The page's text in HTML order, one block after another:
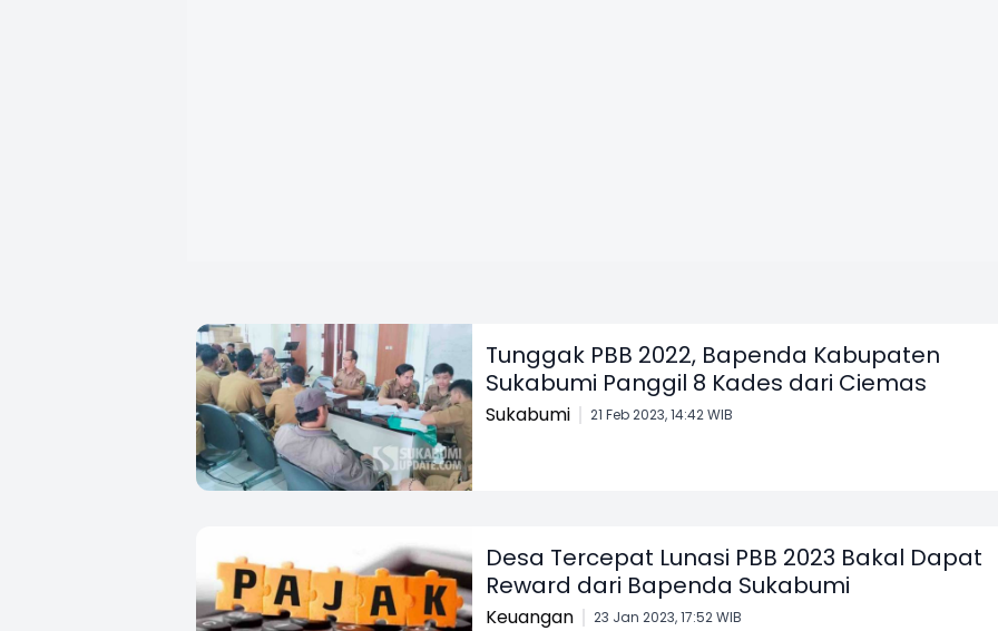
Tunggak PBB 2022, Bapenda Kabupaten
Sukabumi Panggil 8 Kades dari Ciemas
Sukabumi 21 Feb 2023, 14:42 WIB
Desa Tercepat Lunasi PBB 2023 Bakal Dapat
Reward dari Bapenda Sukabumi
Keuangan 23 Jan 2023, 17:52 WIB